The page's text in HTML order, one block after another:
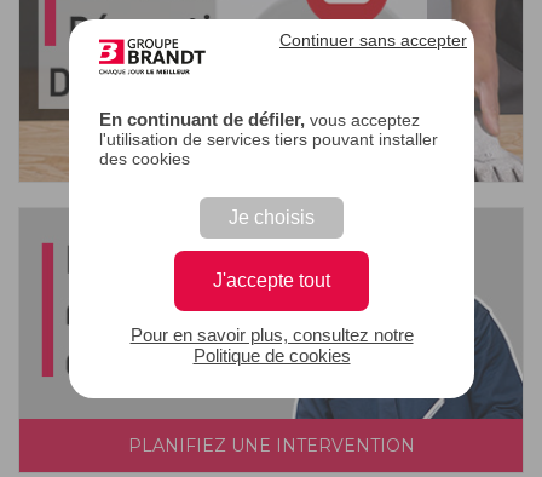
En continuant de défiler,vous acceptez
l'utilisation de services tiers pouvant installer
des cookies
Je choisis
J'accepte tout
Continuer sans accepter
Pour en savoir plus, consultez notre
Politique de cookies
PLANIFIEZ UNE INTERVENTION